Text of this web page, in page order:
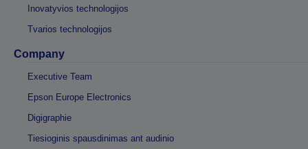
Inovatyvios technologijos
Tvarios technologijos
Company
Executive Team
Epson Europe Electronics
Digigraphie
Tiesioginis spausdinimas ant audinio